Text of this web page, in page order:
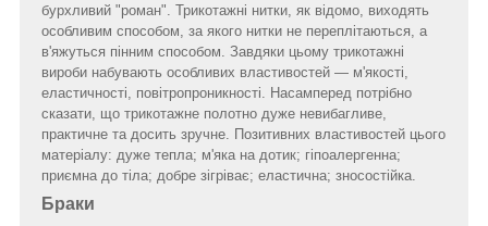
бурхливий "роман". Трикотажні нитки, як відомо, виходять
особливим способом, за якого нитки не переплітаються, а
в'яжуться пінним способом. Завдяки цьому трикотажні
вироби набувають особливих властивостей — м'якості,
еластичності, повітропроникності. Насамперед потрібно
сказати, що трикотажне полотно дуже невибагливе,
практичне та досить зручне. Позитивних властивостей цього
матеріалу: дуже тепла; м'яка на дотик; гіпоалергенна;
приємна до тіла; добре зігріває; еластична; зносостійка.
Браки